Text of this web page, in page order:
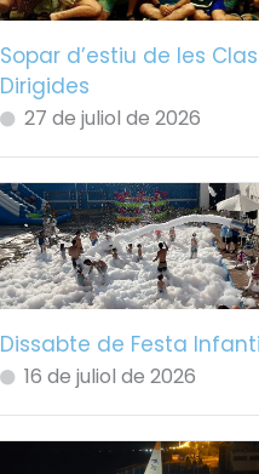
Sopar d’estiu de les
Dirigides
27 de juliol de 2026
Dissabte de Festa
16 de juliol de 2026